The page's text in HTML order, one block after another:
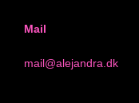
Mail
mail@alejandra.dk